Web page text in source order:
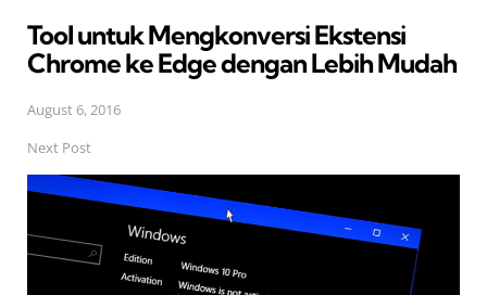
Tool untuk Mengkonversi Ekstensi
Chrome ke Edge dengan Lebih Mudah
August 6, 2016
Next Post